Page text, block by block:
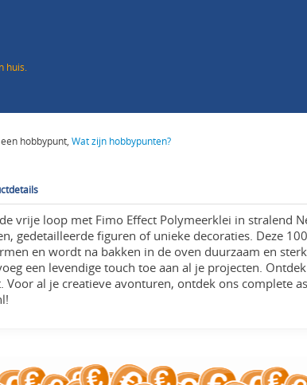
huis.
hobbypunt,Wat zijn hobbypunten?
vrije loop met Fimo Effect Polymeerklei in stralend
gedetailleerde figuren of unieke decoraties. Deze
en wordt na bakken in de oven duurzaam en
een levendige touch toe aan al je projecten.
Voor al je creatieve avonturen, ontdek ons complete